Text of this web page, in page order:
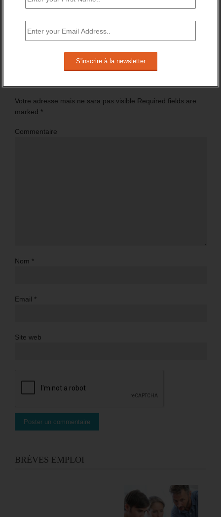
formation aux nouveaux métiers de l’Industrie ?”
Votre adresse mais ne sara pas visible Required fields are
marked *
Commentaire
Nom *
Email *
Site web
BRÈVES EMPLOI